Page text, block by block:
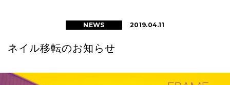
NEWS 2019.04.11
ネイル移転のお知らせ